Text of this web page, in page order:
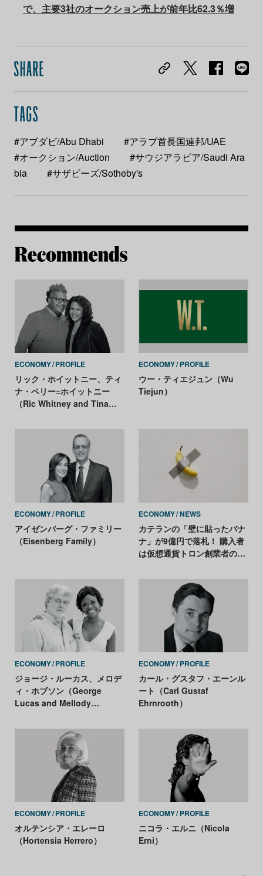
で、主要3社のオークション売上が前年比62.3％増
#アブダビ/Abu Dhabi
#アラブ首長国連邦/UAE
#オークション/Auction
#サウジアラビア/Saudi Ara
bia
#サザビーズ/Sotheby's
ECONOMY PROFILE
リック・ホイットニー、ティ
ナ・ペリー=ホイットニー
（Ric Whitney and Tina
ECONOMY PROFILE
ウー・ティエジュン（Wu
Tiejun）
ECONOMY PROFILE
アイゼンバーグ・ファミリー
（Eisenberg Family）
ECONOMY NEWS
カテランの「壁に貼ったバナ
ナ」が9億円で落札！ 購入者
は仮想通貨トロン創業者のジ
ECONOMY PROFILE
ジョージ・ルーカス、メロデ
ィ・ホブソン（George
Lucas and Mellody
ECONOMY PROFILE
カール・グスタフ・エーンル
ート（Carl Gustaf
Ehrnrooth）
ECONOMY PROFILE
オルテンシア・エレーロ
（Hortensia Herrero）
ECONOMY PROFILE
ニコラ・エルニ（Nicola
Erni）